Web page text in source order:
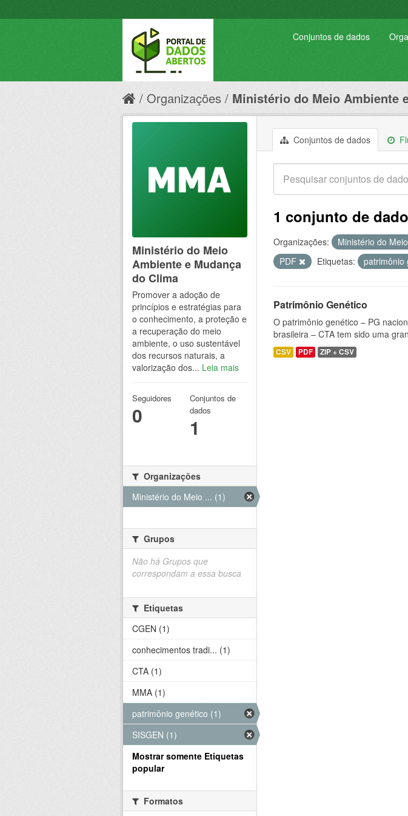
Conjuntos de dados
Organizações Ministério do Meio Ambiente
Conjuntos de dados
1 conjunto de
Organizações: Ministério do
PDF
Etiquetas: patrimônio
Patrimônio Genético
O patrimônio genético – PG
brasileira – CTA tem sido uma
CSV PDF ZIP + CSV
Ministério do Meio
Ambiente e Mudança
do Clima
Promover a adoção de
princípios e estratégias para
o conhecimento, a proteção e
a recuperação do meio
ambiente, o uso sustentável
dos recursos naturais, a
valorização dos... Leia mais
Seguidores
0
Conjuntos de
dados
1
Organizações
Ministério do Meio ... (1)
Grupos
Não há Grupos que
correspondam a essa busca
Etiquetas
CGEN (1)
conhecimentos tradi... (1)
CTA (1)
MMA (1)
patrimônio genético (1)
SISGEN (1)
Mostrar somente Etiquetas
popular
Formatos